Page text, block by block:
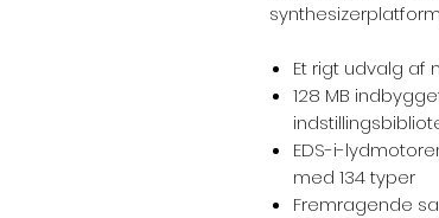
Et rigt udvalg af
128 MB
EDS-i-
med 134 typer
Fremragende